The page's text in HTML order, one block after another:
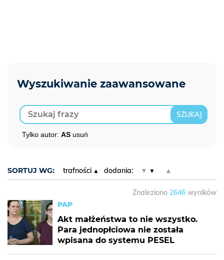
Tylko autor: AS usuń
SORTUJ WG: trafności dodania: ▼ ▲
Znaleziono 2646 wyników
PAP
Akt małżeństwa to nie wszystko.
Para jednopłciowa nie została
wpisana do systemu PESEL